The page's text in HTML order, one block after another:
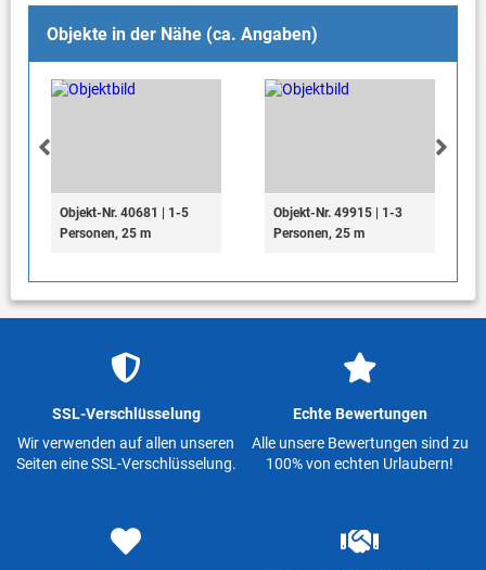
Objekte in der Nähe (ca. Angaben)
Objekt-Nr. 40681 | 1-5
Personen, 25 m
Objekt-Nr. 49915 | 1-3
Personen, 25 m
SSL-Verschlüsselung
Wir verwenden auf allen unseren
Seiten eine SSL-Verschlüsselung.
Echte Bewertungen
Alle unsere Bewertungen sind zu
100% von echten Urlaubern!